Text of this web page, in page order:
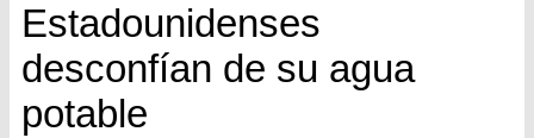
Estadounidenses
desconfían de su agua
potable